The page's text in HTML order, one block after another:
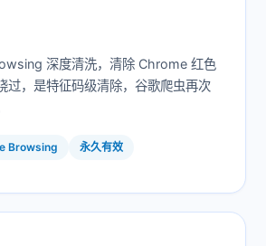
深度清洗，清除 Chrome 红色
过，是特征码级清除，谷歌爬虫再次
Browsing 永久有效